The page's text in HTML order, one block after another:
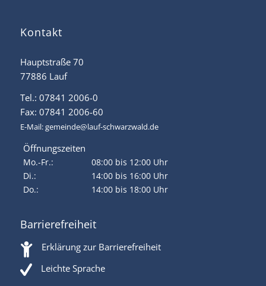
Kontakt
Hauptstraße 70
77886 Lauf
Tel.: 07841 2006-0
Fax: 07841 2006-60
E-Mail:gemeinde@lauf-schwarzwald.de
Öffnungszeiten
Mo.-Fr.:
08:00 bis 12:00 Uhr
Di.:
14:00 bis 16:00 Uhr
Do.:
14:00 bis 18:00 Uhr
Barrierefreiheit
Erklärung zur Barrierefreiheit
Leichte Sprache